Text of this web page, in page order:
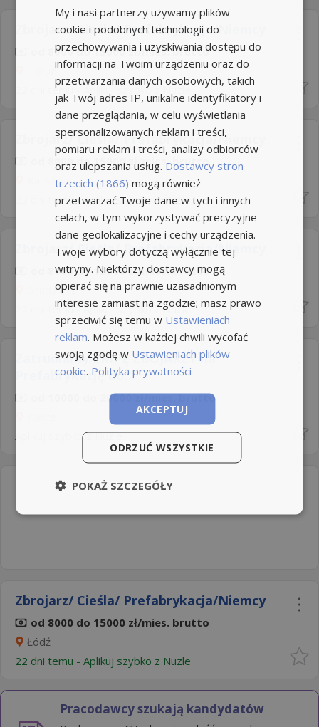
Zbrojarz/ Cieśla/ Prefabrykacja/Niemcy
od 8000 do 15000 zł/mies. brutto
Toruń
22 dni temu -
Aplikuj szybko z Nuzle
Zbrojarz/ Cieśla/ Prefabrykacja/Niemcy
od 8000 do 15000 zł/mies. brutto
Kalisz
22 dni temu -Aplikuj szybko z Nuzle
Zbrojarz/ Cieśla/ Prefabrykacja/Niemcy
od 8000 do 15000 zł/mies. brutto
Grudziądz
22 dni temu -Aplikuj szybko z Nuzle
Zatrudnimy EKIPĘ ZBOJARZY na
Prefabrykację do...
od 10000 do 20000 zł/mies. brutto
Aplikuj szybko z Nuzle
Zbrojarz/ Cieśla/ Prefabrykacja/Niemcy
od 8000 do 15000 zł/mies. brutto
Łódź
22 dni temu - Aplikuj szybko z Nuzle
Pracodawcy szukają kandydatów
My i nasi partnerzy używamy plików
cookie i podobnych technologii do
przechowywania i uzyskiwania dostępu do
informacji na Twoim urządzeniu oraz do
przetwarzania danych osobowych, takich
jak Twój adres IP, unikalne identyfikatory i
dane przeglądania, w celu wyświetlania
spersonalizowanych reklam i treści,
pomiaru reklam i treści, analizy odbiorców
oraz ulepszania usług. Dostawcy stron
trzecich (1866) mogą również
przetwarzać Twoje dane w tych i innych
celach, w tym wykorzystywać precyzyjne
dane geolokalizacyjne i cechy urządzenia.
Twoje wybory dotyczą wyłącznie tej
witryny. Niektórzy dostawcy mogą
opierać się na prawnie uzasadnionym
interesie zamiast na zgodzie; masz prawo
sprzeciwić się temu w Ustawieniach
reklam. Możesz w każdej chwili wycofać
swoją zgodę w Ustawieniach plików
cookie. Polityka prywatności
AKCEPTUJ
ODRZUĆ WSZYSTKIE
POKAŻ SZCZEGÓŁY